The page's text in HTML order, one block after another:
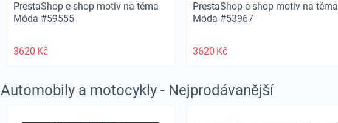
PrestaShop e-shop motiv na téma
Móda #59555
3620 Kč
PrestaShop e-shop motiv na téma
Móda #53967
3620 Kč
Automobily a motocykly - Nejprodávanější